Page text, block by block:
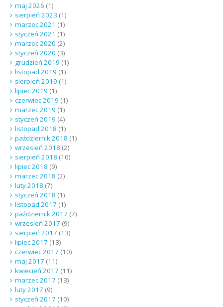
maj 2026 (1)
sierpień 2023 (1)
marzec 2021 (1)
styczeń 2021 (1)
marzec 2020 (2)
styczeń 2020 (3)
grudzień 2019 (1)
listopad 2019 (1)
sierpień 2019 (1)
lipiec 2019 (1)
czerwiec 2019 (1)
marzec 2019 (1)
styczeń 2019 (4)
listopad 2018 (1)
październik 2018 (1)
wrzesień 2018 (2)
sierpień 2018 (10)
lipiec 2018 (9)
marzec 2018 (2)
luty 2018 (7)
styczeń 2018 (1)
listopad 2017 (1)
październik 2017 (7)
wrzesień 2017 (9)
sierpień 2017 (13)
lipiec 2017 (13)
czerwiec 2017 (10)
maj 2017 (11)
kwiecień 2017 (11)
marzec 2017 (13)
luty 2017 (9)
styczeń 2017 (10)